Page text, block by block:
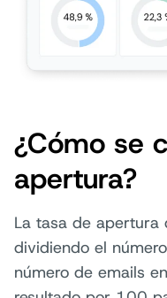
¿Cómo se
apertura?
La tasa de apertura
dividiendo el
número de emails